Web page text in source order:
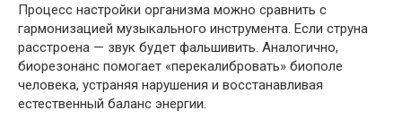
Процесс настройки организма можно сравнить с
гармонизацией музыкального инструмента. Если струна
расстроена — звук будет фальшивить. Аналогично,
биорезонанс помогает «перекалибровать» биополе
человека, устраняя нарушения и восстанавливая
естественный баланс энергии.